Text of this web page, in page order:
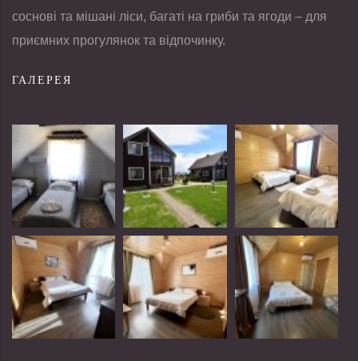
соснові та мішані ліси, багаті на гриби та ягоди – для
приємних прогулянок та відпочинку.
ГАЛЕРЕЯ